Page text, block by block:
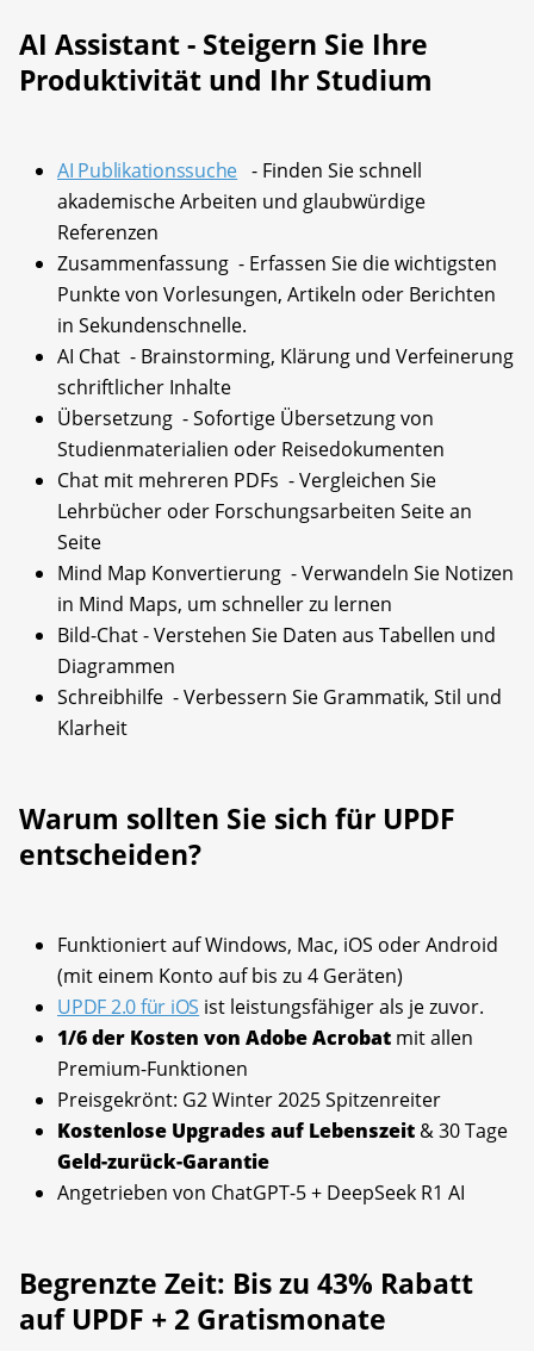
AI Assistant - Steigern Sie Ihre
Produktivität und Ihr Studium
AI Publikationssuche - Finden Sie schnell
akademische Arbeiten und glaubwürdige
Referenzen
Zusammenfassung - Erfassen Sie die wichtigsten
Punkte von Vorlesungen, Artikeln oder Berichten
in Sekundenschnelle.
AI Chat - Brainstorming, Klärung und Verfeinerung
schriftlicher Inhalte
Übersetzung - Sofortige Übersetzung von
Studienmaterialien oder Reisedokumenten
Chat mit mehreren PDFs - Vergleichen Sie
Lehrbücher oder Forschungsarbeiten Seite an
Seite
Mind Map Konvertierung - Verwandeln Sie Notizen
in Mind Maps, um schneller zu lernen
Bild-Chat - Verstehen Sie Daten aus Tabellen und
Diagrammen
Schreibhilfe - Verbessern Sie Grammatik, Stil und
Klarheit
Warum sollten Sie sich für UPDF
entscheiden?
Funktioniert auf Windows, Mac, iOS oder Android
(mit einem Konto auf bis zu 4 Geräten)
UPDF 2.0 für iOS ist leistungsfähiger als je zuvor.
1/6 der Kosten von Adobe Acrobat mit allen
Premium-Funktionen
Preisgekrönt: G2 Winter 2025 Spitzenreiter
Kostenlose Upgrades auf Lebenszeit & 30 Tage
Geld-zurück-Garantie
Angetrieben von ChatGPT-5 + DeepSeek R1 AI
Begrenzte Zeit: Bis zu 43% Rabatt
auf UPDF + 2 Gratismonate